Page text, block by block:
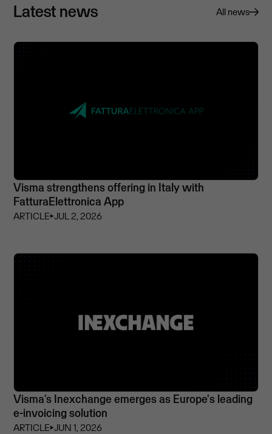
Latest news All news
Visma strengthens offering in Italy with
FatturaElettronica App
ARTICLE⏵JUL 2, 2026
Visma’s Inexchange emerges as Europe's leading
e-invoicing solution
ARTICLE⏵JUN 1, 2026